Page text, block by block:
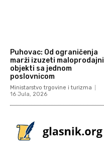
Puhovac: Od ograničenja
marži izuzeti maloprodajni
objekti sa jednom
poslovnicom
Ministarstvo trgovine i turizma
16 Jula, 2026